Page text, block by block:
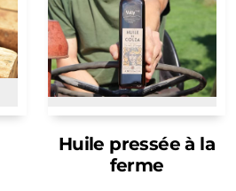
Huile pressée à la
ferme